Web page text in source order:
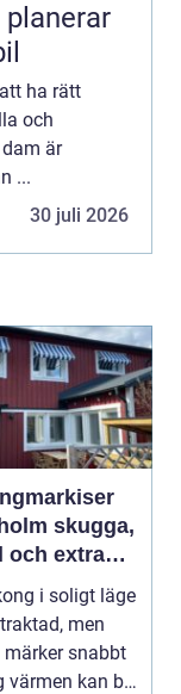
ha rätt
och
är
...
30 juli 2026
och extra
i soligt läge
men
märker snabbt
värmen kan bli